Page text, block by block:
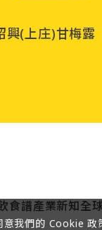
興(上庄)甘梅露
食譜產業新知全
我們的 Cookie